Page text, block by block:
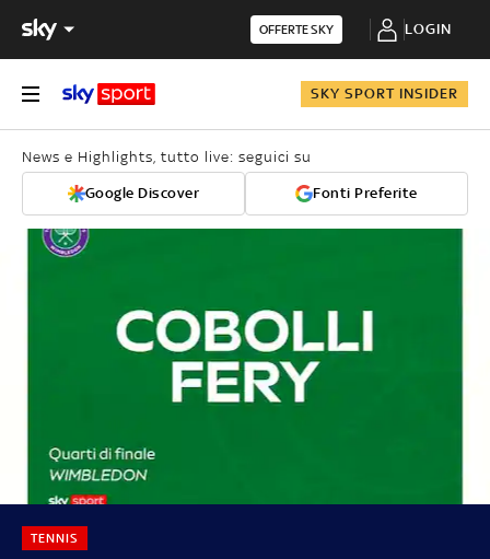
OFFERTE SKY LOGIN
SKY SPORT INSIDER
News e Highlights, tutto live: seguici su
Google Discover Fonti Preferite
TENNIS